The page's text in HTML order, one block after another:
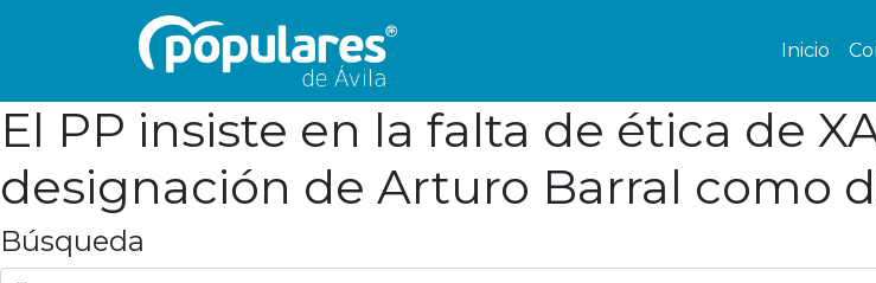
Inicio
El PP insiste en la falta de ética de
designación de Arturo Barral como
Búsqueda